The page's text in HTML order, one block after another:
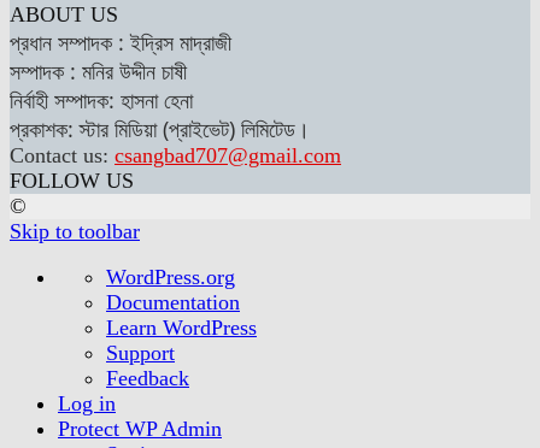
ABOUT US
প্রধান সম্পাদক : ইদ্রিস মাদ্রাজী
সম্পাদক : মনির উদ্দীন চাষী
নির্বাহী সম্পাদক: হাসনা হেনা
প্রকাশক: স্টার মিডিয়া (প্রাইভেট) লিমিটেড।
Contact us: csangbad707@gmail.com
FOLLOW US
©
Skip to toolbar
About
WordPress
WordPress.org
Documentation
Learn WordPress
Support
Feedback
Log in
Protect WP Admin